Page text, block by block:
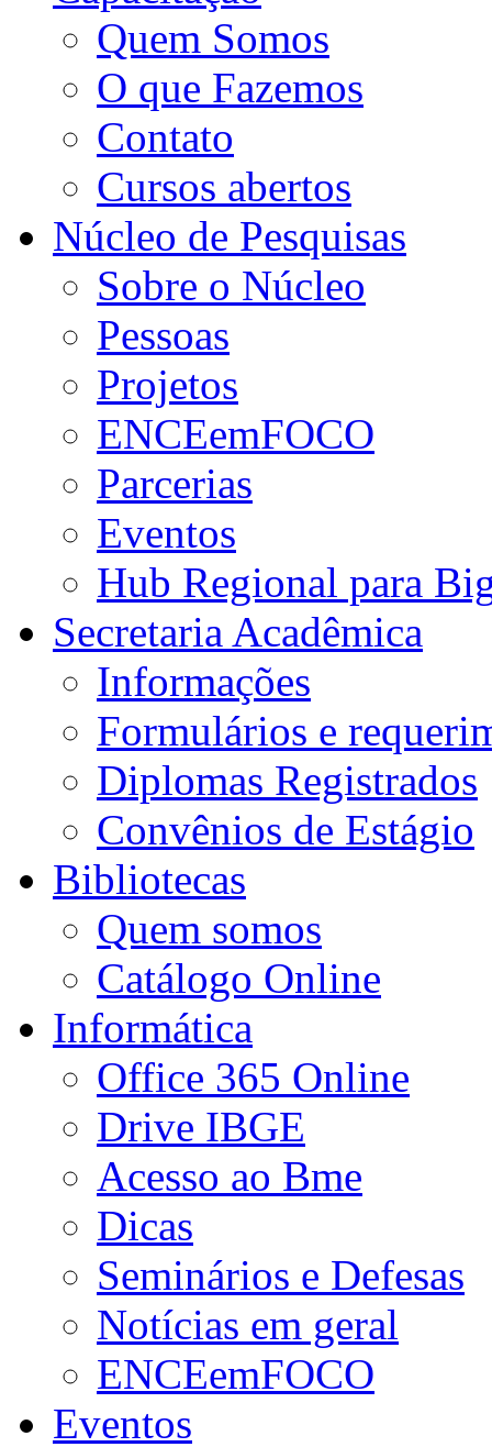
Quem Somos
O que Fazemos
Contato
Cursos abertos
Núcleo de Pesquisas
Sobre o Núcleo
Pessoas
Projetos
ENCEemFOCO
Parcerias
Eventos
Hub Regional para
Secretaria Acadêmica
Informações
Formulários e
Diplomas Registrados
Convênios de Estágio
Bibliotecas
Quem somos
Catálogo Online
Informática
Office 365 Online
Drive IBGE
Acesso ao Bme
Dicas
Seminários e Defesas
Notícias em geral
ENCEemFOCO
Eventos